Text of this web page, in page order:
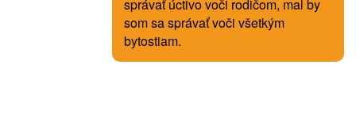
správať úctivo voči rodičom, mal by
som sa správať voči všetkým
bytostiam.